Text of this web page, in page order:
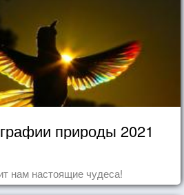
природы 2021
нам настоящие чудеса!